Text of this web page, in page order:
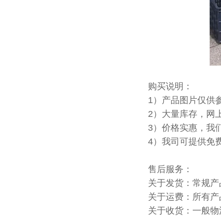
购买说明：
1）产品图片仅供
2）大量库存，网
3）价格实惠，我
4）我司可提供免
售后服务：
关于发货：常规
关于运费：所有
关于收货：一般